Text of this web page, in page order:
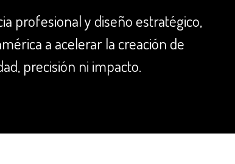
profesional y diseño estratégico,
a acelerar la creación de
precisión ni impacto.